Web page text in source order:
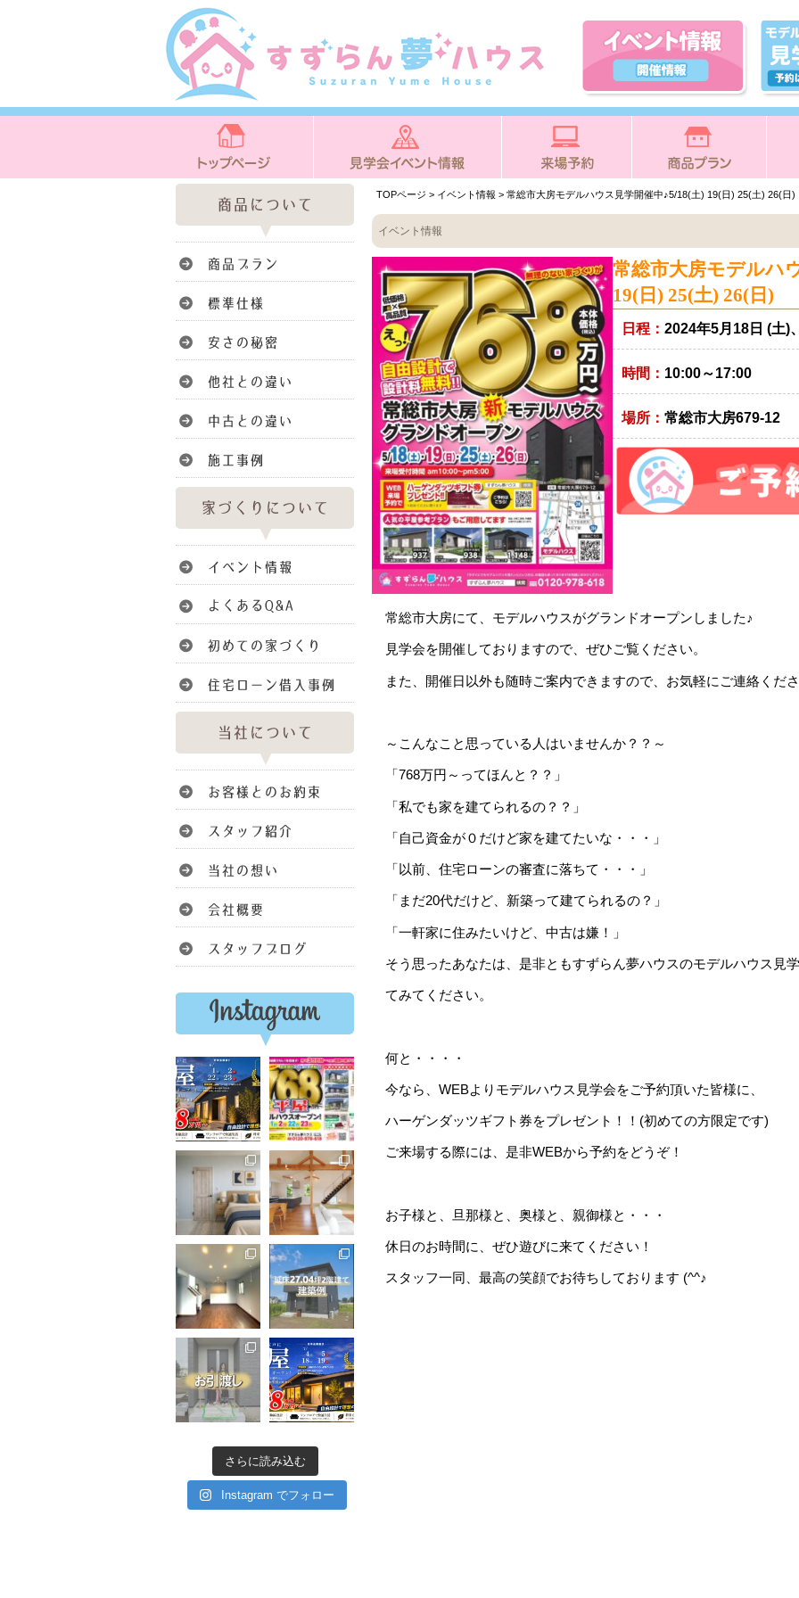
TOPページ > イベント情報 > 常総市大房モデルハウス見学開催中♪5/18(土) 19(日) 25(土) 26(日)
イベント情報
常総市大房モデルハ
19(日) 25(土) 26(日)
日程：2024年5月18日 (土)
時間： 10:00～17:00
場所：常総市大房679-12
常総市大房にて、モデルハウスがグランドオープンしました♪
見学会を開催しておりますので、ぜひご覧ください。
また、開催日以外も随時ご案内できますので、お気軽にご連絡くだ
～こんなこと思っている人はいませんか？？～
「768万円～ってほんと？？」
「私でも家を建てられるの？？」
「自己資金が０だけど家を建てたいな・・・」
「以前、住宅ローンの審査に落ちて・・・」
「まだ20代だけど、新築って建てられるの？」
「一軒家に住みたいけど、中古は嫌！」
そう思ったあなたは、是非ともすずらん夢ハウスのモデルハウス見
てみてください。
何と・・・・
今なら、WEBよりモデルハウス見学会をご予約頂いた皆様に、
ハーゲンダッツギフト券をプレゼント！！(初めての方限定です)
ご来場する際には、是非WEBから予約をどうぞ！
お子様と、旦那様と、奥様と、親御様と・・・
休日のお時間に、ぜひ遊びに来てください！
スタッフ一同、最高の笑顔でお待ちしております (^^♪
さらに読み込む
Instagram でフォロー